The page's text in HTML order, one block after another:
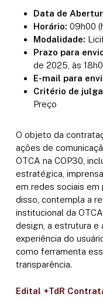
Data de
Horário: 09h00
Modalidade:
Prazo para
de 2025, às
E-mail para
Critério de
Preço
O objeto da
ações de
OTCA na COP30,
estratégica,
em redes sociais
disso, contempla a
institucional da
design, a estrutura e
experiência do
como ferramenta
transparência.
Edital +TdR